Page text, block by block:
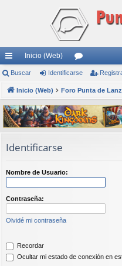
nl
ac
es
rá
pi
s
Inicio (Web)
or
os
Buscar Identificarse
Inicio (Web) Foro Punta de
Identificarse
Nombre de Usuario:
Contraseña:
Olvidé mi contraseña
Recordar
Ocultar mi estado de conexión en